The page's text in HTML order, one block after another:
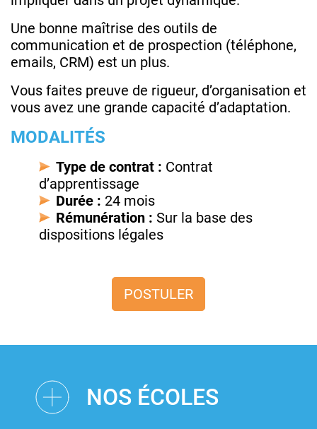
Une bonne maîtrise des outils de
communication et de prospection (téléphone,
emails, CRM) est un plus.
Vous faites preuve de rigueur, d’organisation et
vous avez une grande capacité d’adaptation.
MODALITÉS
Type de contrat : Contrat
d’apprentissage
Durée : 24 mois
Rémunération : Sur la base des
dispositions légales
POSTULER
NOS ÉCOLES